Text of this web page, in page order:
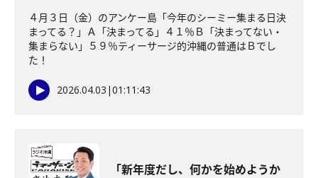
４月３日（金）のアンケー島「今年のシーミー集まる日決
まってる？」Ａ「決まってる」４１％Ｂ「決まってない・
集まらない」５９％ティーサージ的沖縄の普通はＢでし
た！
2026.04.03 |01:11:43
「新年度だし、何かを始めようか